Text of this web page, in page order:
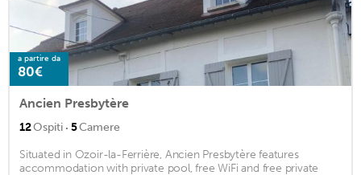
a partire da
80€
Ancien Presbytère
12Ospiti · 5Camere
Situated in Ozoir-la-Ferrière, Ancien Presbytère features
accommodation with private pool, free WiFi and free private